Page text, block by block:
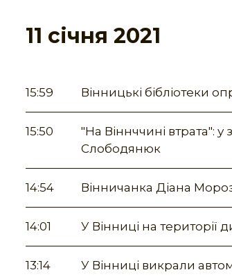
11 січня 2021
15:59 Вінницькі бібліотеки
15:50
"На Віннччині втрата":
Слободянюк
14:54 Вінничанка Діана
14:01 У Вінниці на території
13:14 У Вінниці викрали